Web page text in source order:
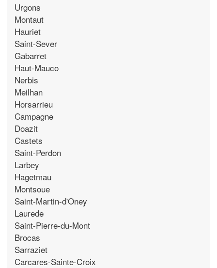
Urgons
Montaut
Hauriet
Saint-Sever
Gabarret
Haut-Mauco
Nerbis
Meilhan
Horsarrieu
Campagne
Doazit
Castets
Saint-Perdon
Larbey
Hagetmau
Montsoue
Saint-Martin-d'Oney
Laurede
Saint-Pierre-du-Mont
Brocas
Sarraziet
Carcares-Sainte-Croix